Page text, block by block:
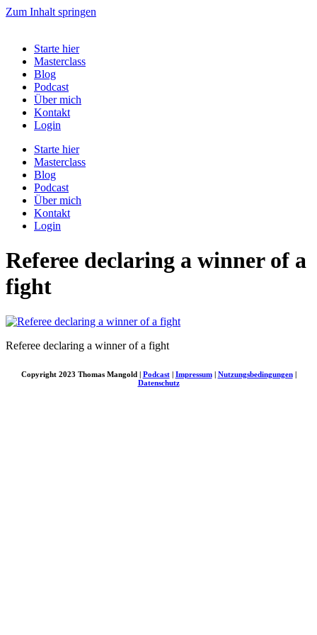
Zum Inhalt springen
Starte hier
Masterclass
Blog
Podcast
Über mich
Kontakt
Login
Starte hier
Masterclass
Blog
Podcast
Über mich
Kontakt
Login
Referee declaring a winner of a
fight
Referee declaring a winner of a fight
Copyright 2023 Thomas Mangold | Podcast| Impressum| Nutzungsbedingungen|
Datenschutz